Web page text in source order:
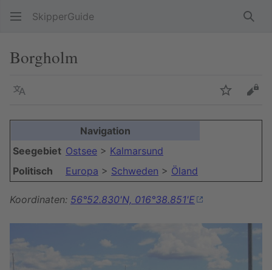
SkipperGuide
Borgholm
Sprache
Navigation
Seegebiet Ostsee > Kalmarsund
Politisch
Europa > Schweden > Öland
Koordinaten: 56°52.830'N, 016°38.851'E